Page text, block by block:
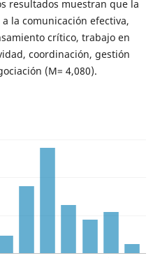
resultados muestran que la
la comunicación efectiva,
crítico, trabajo en
coordinación, gestión
(M= 4,080).